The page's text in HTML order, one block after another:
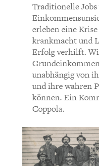
Traditionelle
erleben eine
krankmacht und
Erfolg verhilft.
unabhängig von
und ihre wahren
können. Ein
Coppola.
KOMMENTIEREN
Richtlinien
Hans-Jürgen Herzberg
Die Gedanken sind ja
Situation betrachten.
Die gesellschaftliche